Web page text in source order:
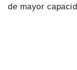
de mayor